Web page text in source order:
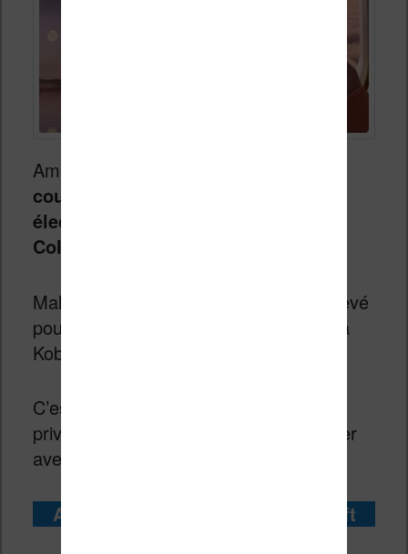
Amazon propose sa première
couleur
électronique de 7 pouces
Colorsoft
Malheureusement, son prix est trop élevé
pour des performances du niveau de la
Kobo Libra Colour.
C’est donc bien la Kobo qu’il faudra
privilégier, à moins d’un affect particulier
avec la marque Kindle…
Acheter la liseuse Kindle Colorsoft